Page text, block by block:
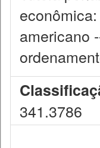
americano
341.3786